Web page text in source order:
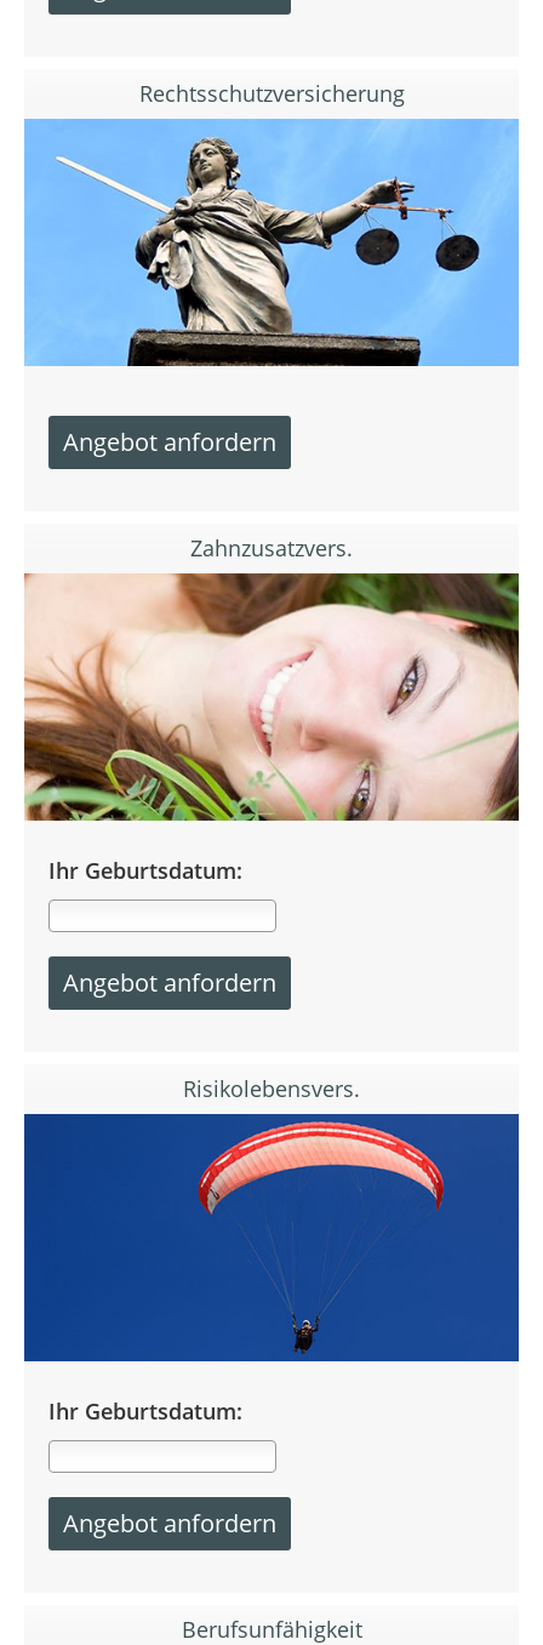
Rechtsschutzversicherung
Zahnzusatzvers.
Ihr Geburtsdatum:
Risikolebensvers.
Ihr Geburtsdatum:
Berufsunfähigkeit